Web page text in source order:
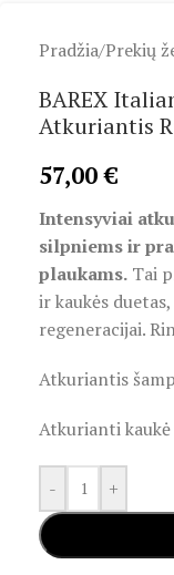
Pradžia/Prekių
BAREX
Atkuriantis
57,00€
Intensyviai
silpniems ir
plaukams. Tai
ir kaukės
regeneracijai.
Atkuriantis
Atkurianti
- +